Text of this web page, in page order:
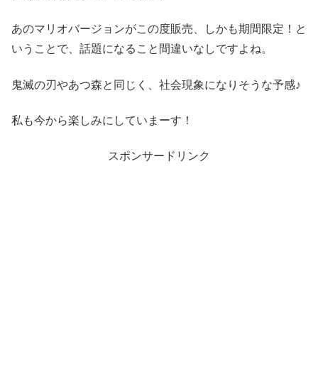
あのマリオバージョンがこの度販売、しかも期間限定！と
いうことで、話題になること間違いなしですよね。
鬼滅の刃やあつ森と同じく、社会現象になりそうな予感♪
私も今から楽しみにしていまーす！
スポンサードリンク